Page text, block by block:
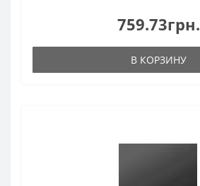
759.73грн.
В КОРЗИНУ